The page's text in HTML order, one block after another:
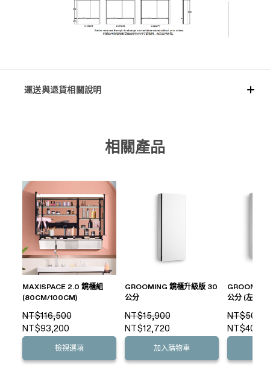
運送與退貨相關說明
相關產品
MAXISPACE 2.0 鏡櫃組
(80CM/100CM)
NT$116,500
NT$93,200
檢視選項
GROOMING 鏡櫃升級版 30
公分
NT$15,900
NT$12,720
加入購物車
公分 (左開/